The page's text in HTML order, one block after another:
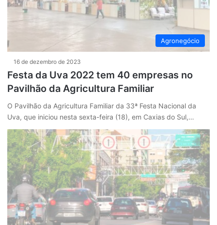
Agronegócio
16 de dezembro de 2023
Festa da Uva 2022 tem 40 empresas no
Pavilhão da Agricultura Familiar
O Pavilhão da Agricultura Familiar da 33ª Festa Nacional da
Uva, que iniciou nesta sexta-feira (18), em Caxias do Sul,…